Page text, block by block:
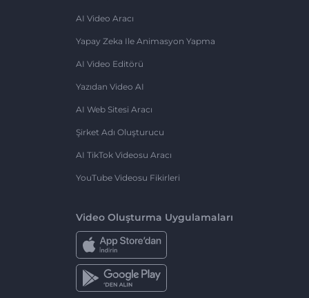
AI Video Aracı
Yapay Zeka Ile Animasyon Yapma
AI Video Editörü
Yazıdan Video AI
AI Web Sitesi Aracı
Şirket Adı Oluşturucu
AI TikTok Videosu Aracı
YouTube Videosu Fikirleri
Video Oluşturma Uygulamaları